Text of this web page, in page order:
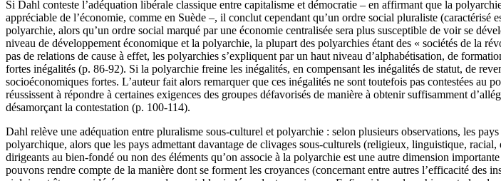
Si Dahl conteste l’adéquation libérale classique entre capitalisme et démocratie – en affirmant que la
appréciable de l’économie, comme en Suède –, il conclut cependant qu’un ordre social pluraliste
polyarchie, alors qu’un ordre social marqué par une économie centralisée sera plus susceptible de voir se
niveau de développement économique et la polyarchie, la plupart des polyarchies étant des « sociétés de la
pas de relations de cause à effet, les polyarchies s’expliquent par un haut niveau d’alphabétisation, de
fortes inégalités (p. 86-92). Si la polyarchie freine les inégalités, en compensant les inégalités de statut, de
socioéconomiques fortes. L’auteur fait alors remarquer que ces inégalités ne sont toutefois pas contestées au
réussissent à répondre à certaines exigences des groupes défavorisés de manière à obtenir suffisamment
désamorçant la contestation (p. 100-114).
Dahl relève une adéquation entre pluralisme sous-culturel et polyarchie : selon plusieurs observations, les
polyarchique, alors que les pays admettant davantage de clivages sous-culturels (religieux, linguistique,
dirigeants au bien-fondé ou non des éléments qu’on associe à la polyarchie est une autre dimension
pouvons rendre compte de la manière dont se forment les croyances (concernant entre autres l’efficacité des